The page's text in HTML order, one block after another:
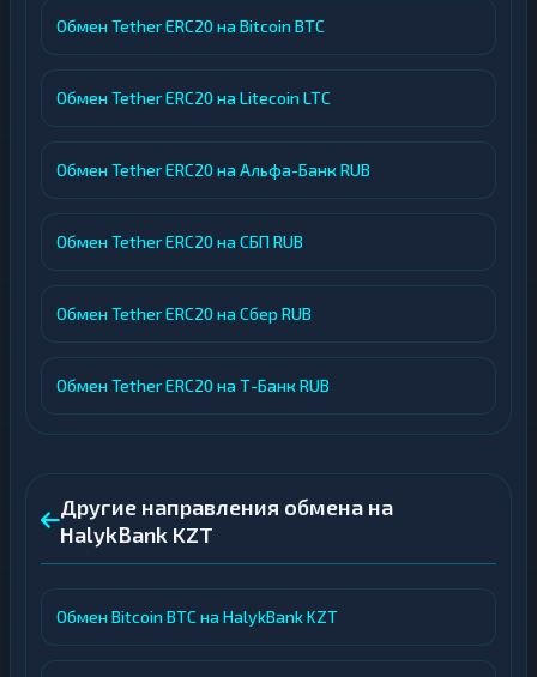
Обмен Tether ERC20 на Bitcoin BTC
Обмен Tether ERC20 на Litecoin LTC
Обмен Tether ERC20 на Альфа-Банк RUB
Обмен Tether ERC20 на СБП RUB
Обмен Tether ERC20 на Сбер RUB
Обмен Tether ERC20 на Т-Банк RUB
Другие направления обмена на
HalykBank KZT
Обмен Bitcoin BTC на HalykBank KZT